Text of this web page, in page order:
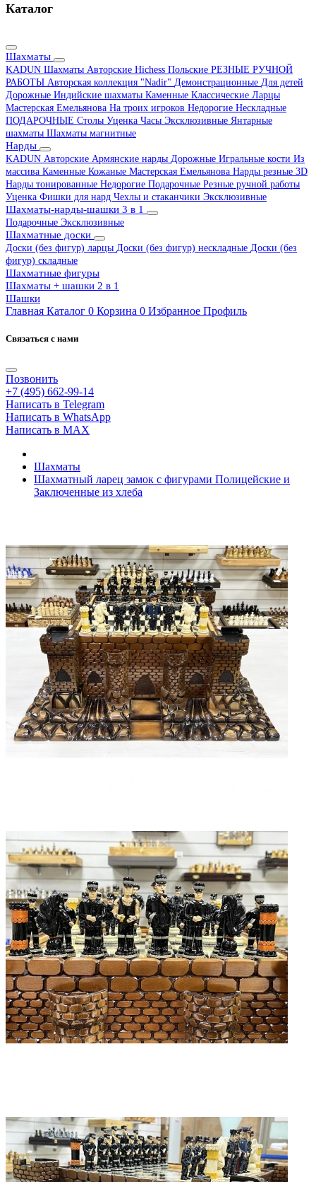
Каталог
Шахматы
KADUN Шахматы Авторские Hichess Польские РЕЗНЫЕ РУЧНОЙ
РАБОТЫ Авторская коллекция "Nadir" Демонстрационные Для детей
Дорожные Индийские шахматы Каменные Классические Ларцы
Мастерская Емельянова На троих игроков Недорогие Нескладные
ПОДАРОЧНЫЕ Столы Уценка Часы Эксклюзивные Янтарные
шахматы Шахматы магнитные
Нарды
KADUN Авторские Армянские нарды Дорожные Игральные кости Из
массива Каменные Кожаные Мастерская Емельянова Нарды резные 3D
Нарды тонированные Недорогие Подарочные Резные ручной работы
Уценка Фишки для нард Чехлы и стаканчики Эксклюзивные
Шахматы-нарды-шашки 3 в 1
Подарочные Эксклюзивные
Шахматные доски
Доски (без фигур) ларцы Доски (без фигур) нескладные Доски (без
фигур) складные
Шахматные фигуры
Шахматы + шашки 2 в 1
Шашки
Главная Каталог 0 Корзина 0 Избранное Профиль
Связаться с нами
Позвонить
+7 (495) 662-99-14
Написать в Telegram
Написать в WhatsApp
Написать в MAX
Шахматы
Шахматный ларец замок с фигурами Полицейские и
Заключенные из хлеба